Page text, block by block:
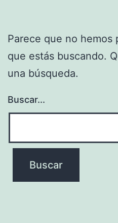
Parece que no hemos
que estás buscando.
una búsqueda.
Buscar...